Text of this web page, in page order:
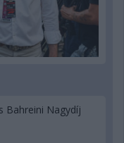
Bahreini Nagydíj